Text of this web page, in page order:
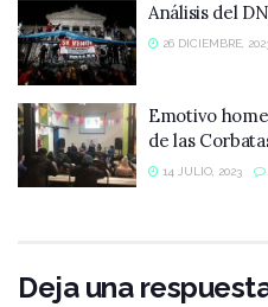
Análisis del
26 DICIEMBRE,
Emotivo
de las
14 JULIO, 2023
Deja una